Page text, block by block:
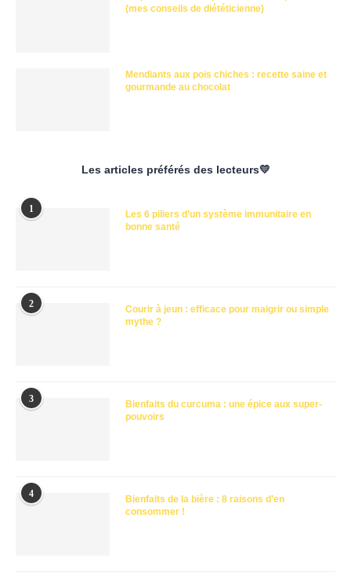
(mes conseils de diététicienne)
Mendiants aux pois chiches : recette saine et
gourmande au chocolat
Les articles préférés des lecteurs💛
1
Les 6 piliers d’un système immunitaire en
bonne santé
2
Courir à jeun : efficace pour maigrir ou simple
mythe ?
3
Bienfaits du curcuma : une épice aux super-
pouvoirs
4
Bienfaits de la bière : 8 raisons d’en
consommer !